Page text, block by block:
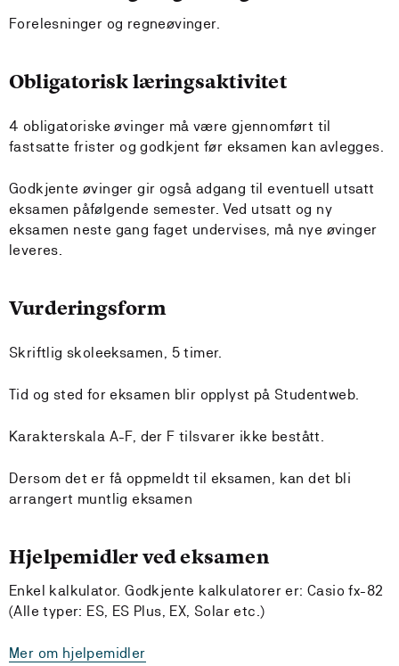
Forelesninger og regneøvinger.
Obligatorisk læringsaktivitet
4 obligatoriske øvinger må være gjennomført til
fastsatte frister og godkjent før eksamen kan avlegges.
Godkjente øvinger gir også adgang til eventuell utsatt
eksamen påfølgende semester. Ved utsatt og ny
eksamen neste gang faget undervises, må nye øvinger
leveres.
Vurderingsform
Skriftlig skoleeksamen, 5 timer.
Tid og sted for eksamen blir opplyst på Studentweb.
Karakterskala A-F, der F tilsvarer ikke bestått.
Dersom det er få oppmeldt til eksamen, kan det bli
arrangert muntlig eksamen
Hjelpemidler ved eksamen
Enkel kalkulator. Godkjente kalkulatorer er: Casio fx-82
(Alle typer: ES, ES Plus, EX, Solar etc.)
Mer om hjelpemidler